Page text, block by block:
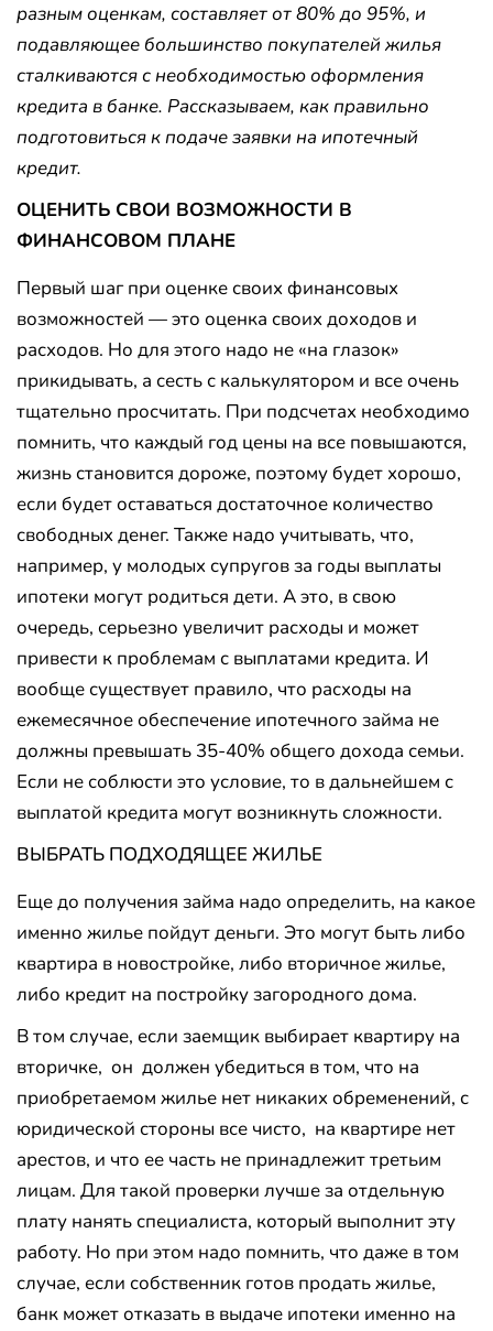
разным оценкам, составляет от 80% до 95%, и
подавляющее большинство покупателей жилья
сталкиваются с необходимостью оформления
кредита в банке. Рассказываем, как правильно
подготовиться к подаче заявки на ипотечный
кредит.
ОЦЕНИТЬ СВОИ ВОЗМОЖНОСТИ В
ФИНАНСОВОМ ПЛАНЕ
Первый шаг при оценке своих финансовых
возможностей — это оценка своих доходов и
расходов. Но для этого надо не «на глазок»
прикидывать, а сесть с калькулятором и все очень
тщательно просчитать. При подсчетах необходимо
помнить, что каждый год цены на все повышаются,
жизнь становится дороже, поэтому будет хорошо,
если будет оставаться достаточное количество
свободных денег. Также надо учитывать, что,
например, у молодых супругов за годы выплаты
ипотеки могут родиться дети. А это, в свою
очередь, серьезно увеличит расходы и может
привести к проблемам с выплатами кредита. И
вообще существует правило, что расходы на
ежемесячное обеспечение ипотечного займа не
должны превышать 35-40% общего дохода семьи.
Если не соблюсти это условие, то в дальнейшем с
выплатой кредита могут возникнуть сложности.
ВЫБРАТЬ ПОДХОДЯЩЕЕ ЖИЛЬЕ
Еще до получения займа надо определить, на какое
именно жилье пойдут деньги. Это могут быть либо
квартира в новостройке, либо вторичное жилье,
либо кредит на постройку загородного дома.
В том случае, если заемщик выбирает квартиру на
вторичке, он должен убедиться в том, что на
приобретаемом жилье нет никаких обременений, с
юридической стороны все чисто, на квартире нет
арестов, и что ее часть не принадлежит третьим
лицам. Для такой проверки лучше за отдельную
плату нанять специалиста, который выполнит эту
работу. Но при этом надо помнить, что даже в том
случае, если собственник готов продать жилье,
банк может отказать в выдаче ипотеки именно на